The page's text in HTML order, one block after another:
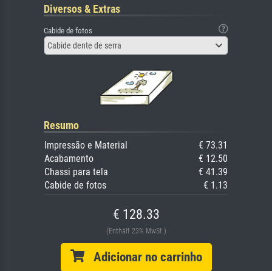
Diversos & Extras
Cabide de fotos
Cabide dente de serra
Resumo
Impressão e Material
€ 73.31
Acabamento
€ 12.50
Chassi para tela
€ 41.39
Cabide de fotos
€ 1.13
€ 128.33
(Enthält 23% MwSt.)
Adicionar no carrinho